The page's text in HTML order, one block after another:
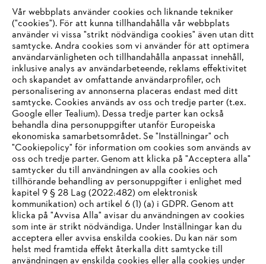
Företaget
STIHL FAQ
Service
Allmänna villkor och bestämmelser
IHR BROWSER WIRD NICHT
UNTERSTÜTZT
Sie nutzen einen Browser, den wir noch nicht unterstützen. Für
eine optimale Nutzung unserer Seite empfehlen wir Ihnen, zu
Vår webbplats använder cookies och liknande tekniker
("cookies"). För att kunna tillhandahålla vår webbplats
använder vi vissa "strikt nödvändiga cookies" även utan ditt
samtycke. Andra cookies som vi använder för att optimera
användarvänligheten och tillhandahålla anpassat innehåll,
inklusive analys av användarbeteende, reklams effektivitet
och skapandet av omfattande användarprofiler, och
personalisering av annonserna placeras endast med ditt
samtycke. Cookies används av oss och tredje parter (t.ex.
Google eller Tealium). Dessa tredje parter kan också
behandla dina personuppgifter utanför Europeiska
ekonomiska samarbetsområdet. Se "Inställningar" och
"Cookiepolicy" för information om cookies som används av
oss och tredje parter. Genom att klicka på "Acceptera alla"
samtycker du till användningen av alla cookies och
tillhörande behandling av personuppgifter i enlighet med
kapitel 9 § 28 Lag (2022:482) om elektronisk
kommunikation) och artikel 6 (1) (a) i GDPR. Genom att
klicka på "Avvisa Alla" avisar du användningen av cookies
som inte är strikt nödvändiga. Under Inställningar kan du
acceptera eller avvisa enskilda cookies. Du kan när som
helst med framtida effekt återkalla ditt samtycke till
användningen av enskilda cookies eller alla cookies under